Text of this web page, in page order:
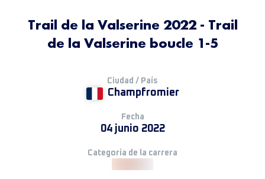
Trail de la Valserine 2022 - Trail
de la Valserine boucle 1-5
Ciudad / País
Champfromier
Fecha
04 junio 2022
Categoría de la carrera